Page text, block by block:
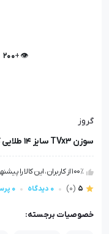
👁️ +
200
گروز
سوزن TVx3 سایز 14 طلایی گروز
100٪ از کاربران، این کالا را پیشنهاد کرده اند.
5
(0) 0 دیدگاه 0 پرسش
خصوصیات برجسته: